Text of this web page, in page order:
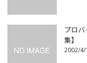
プロ
集】
2002/4/1